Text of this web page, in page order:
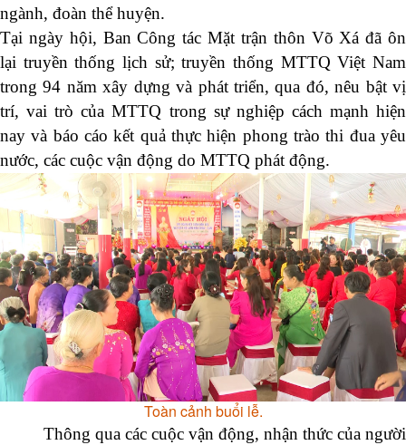
ngành, đoàn thể huyện.
Tại ngày hội, Ban Công tác Mặt trận thôn Võ Xá đã ôn
lại truyền thống lịch sử; truyền thống MTTQ Việt Nam
trong 94 năm xây dựng và phát triển, qua đó, nêu bật vị
trí, vai trò của MTTQ trong sự nghiệp cách mạnh hiện
nay và báo cáo kết quả thực hiện phong trào thi đua yêu
nước, các cuộc vận động do MTTQ phát động.
Toàn cảnh buổi lễ.
Thông qua các cuộc vận động, nhận thức của người